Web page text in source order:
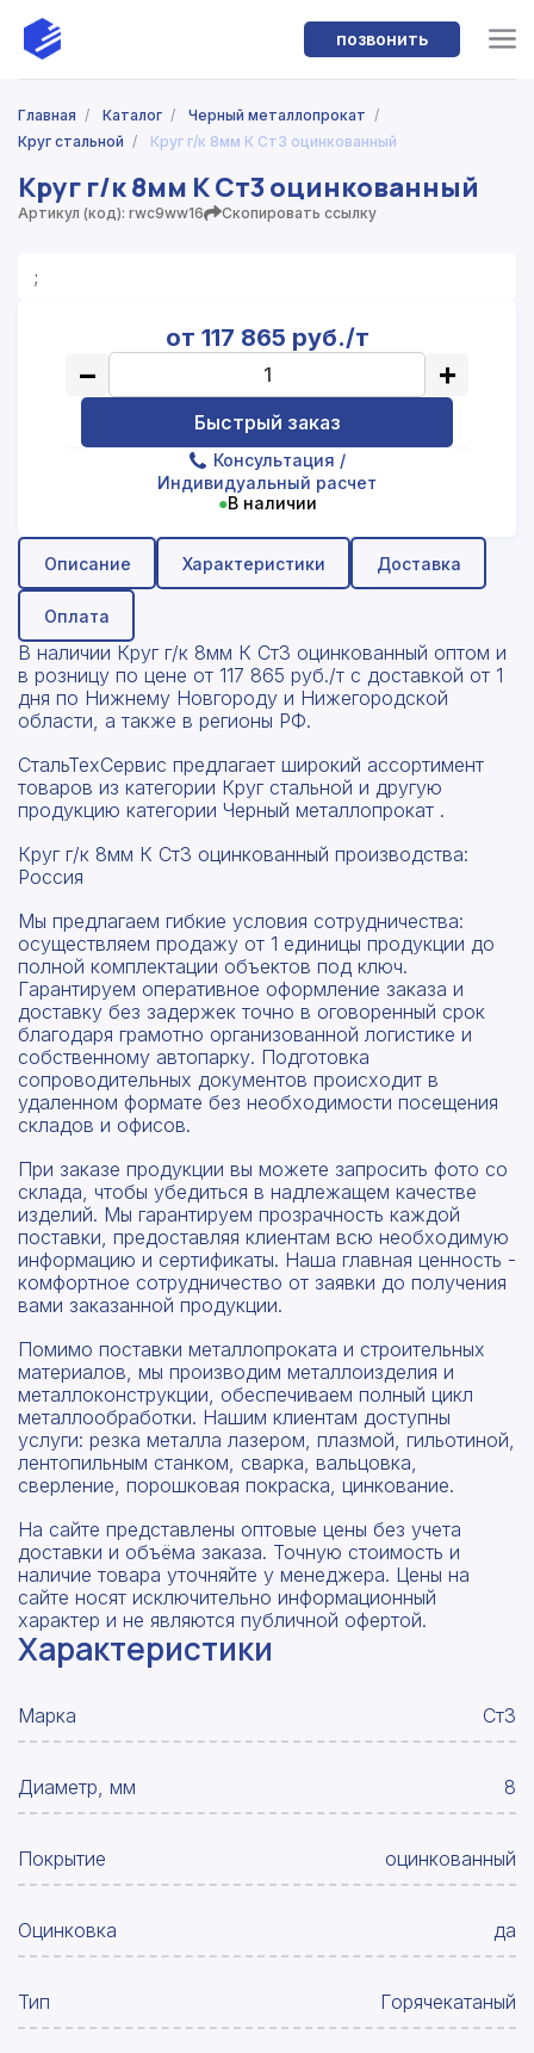
позвонить
Главная / Каталог / Черный металлопрокат /
Круг стальной / Круг г/к 8мм К Ст3 оцинкованный
Круг г/к 8мм К Ст3 оцинкованный
Артикул (код): rwc9ww16 Скопировать ссылку
;
от 117 865 руб./т
− +
Быстрый заказ
Консультация /
Индивидуальный расчет
●В наличии
Описание Характеристики Доставка
Оплата
В наличии Круг г/к 8мм К Ст3 оцинкованный оптом и
в розницу по цене от 117 865 руб./т с доставкой от 1
дня по Нижнему Новгороду и Нижегородской
области, а также в регионы РФ.
СтальТехСервис предлагает широкий ассортимент
товаров из категории Круг стальной и другую
продукцию категории Черный металлопрокат .
Круг г/к 8мм К Ст3 оцинкованный производства:
Россия
Мы предлагаем гибкие условия сотрудничества:
осуществляем продажу от 1 единицы продукции до
полной комплектации объектов под ключ.
Гарантируем оперативное оформление заказа и
доставку без задержек точно в оговоренный срок
благодаря грамотно организованной логистике и
собственному автопарку. Подготовка
сопроводительных документов происходит в
удаленном формате без необходимости посещения
складов и офисов.
При заказе продукции вы можете запросить фото со
склада, чтобы убедиться в надлежащем качестве
изделий. Мы гарантируем прозрачность каждой
поставки, предоставляя клиентам всю необходимую
информацию и сертификаты. Наша главная ценность -
комфортное сотрудничество от заявки до получения
вами заказанной продукции.
Помимо поставки металлопроката и строительных
материалов, мы производим металлоизделия и
металлоконструкции, обеспечиваем полный цикл
металлообработки. Нашим клиентам доступны
услуги: резка металла лазером, плазмой, гильотиной,
лентопильным станком, сварка, вальцовка,
сверление, порошковая покраска, цинкование.
На сайте представлены оптовые цены без учета
доставки и объёма заказа. Точную стоимость и
наличие товара уточняйте у менеджера. Цены на
сайте носят исключительно информационный
характер и не являются публичной офертой.
Характеристики
Марка Ст3
Диаметр, мм 8
Покрытие оцинкованный
Оцинковка да
Тип Горячекатаный